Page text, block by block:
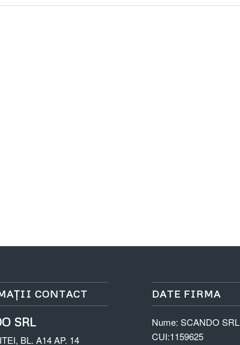
CONTACT
SRL
BL. A14 AP. 14
DATE FIRMA
Nume:SCANDO SRL
CUI:1159625